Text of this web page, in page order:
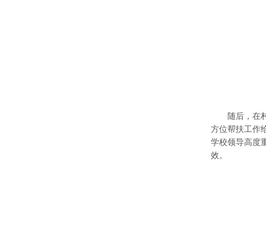
随后，在
方位帮扶工作
学校领导高度
效。